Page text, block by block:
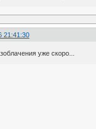
21:41:30
уже скоро...